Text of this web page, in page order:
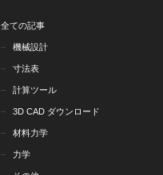
全ての記事
機械設計
寸法表
計算ツール
3D CAD ダウンロード
材料力学
力学